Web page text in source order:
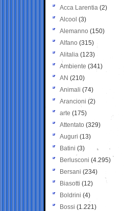
Acca Larentia (2)
Alcool (3)
Alemanno (150)
Alfano (315)
Alitalia (123)
Ambiente (341)
AN (210)
Animali (74)
Arancioni (2)
arte (175)
Attentato (329)
Auguri (13)
Batini (3)
Berlusconi (4.295)
Bersani (234)
Biasotti (12)
Boldrini (4)
Bossi (1.221)